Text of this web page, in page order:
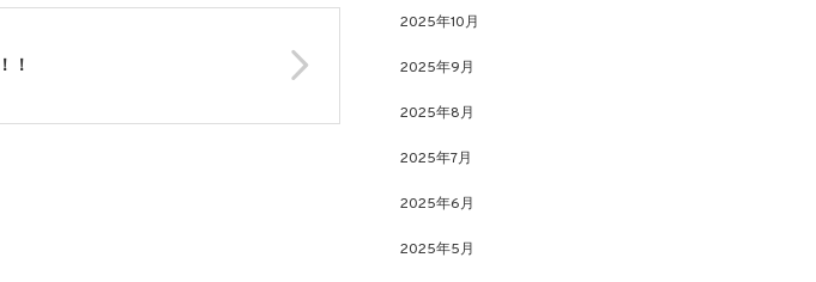
！
2025年10月
2025年9月
2025年8月
2025年7月
2025年6月
2025年5月